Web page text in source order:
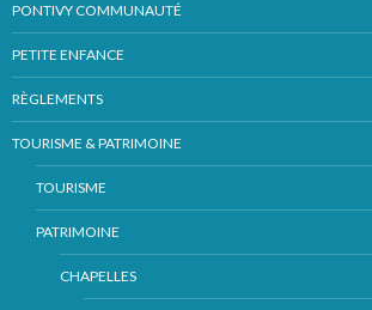
PONTIVY COMMUNAUTÉ
PETITE ENFANCE
RÈGLEMENTS
TOURISME & PATRIMOINE
TOURISME
PATRIMOINE
CHAPELLES